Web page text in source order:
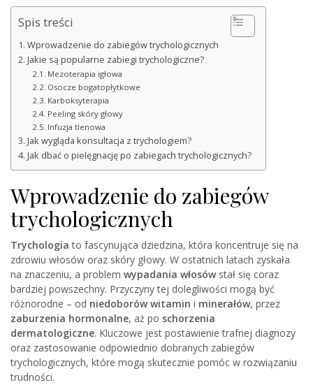
Spis treści
Wprowadzenie do zabiegów trychologicznych
Jakie są popularne zabiegi trychologiczne?
Mezoterapia igłowa
Osocze bogatopłytkowe
Karboksyterapia
Peeling skóry głowy
Infuzja tlenowa
Jak wygląda konsultacja z trychologiem?
Jak dbać o pielęgnację po zabiegach trychologicznych?
Wprowadzenie do zabiegów
trychologicznych
Trychologia to fascynująca dziedzina, która koncentruje się na
zdrowiu włosów oraz skóry głowy. W ostatnich latach zyskała
na znaczeniu, a problem wypadania włosów stał się coraz
bardziej powszechny. Przyczyny tej dolegliwości mogą być
różnorodne – od niedoborów witamin i minerałów, przez
zaburzenia hormonalne, aż po schorzenia
dermatologiczne. Kluczowe jest postawienie trafnej diagnozy
oraz zastosowanie odpowiednio dobranych zabiegów
trychologicznych, które mogą skutecznie pomóc w rozwiązaniu
trudności.